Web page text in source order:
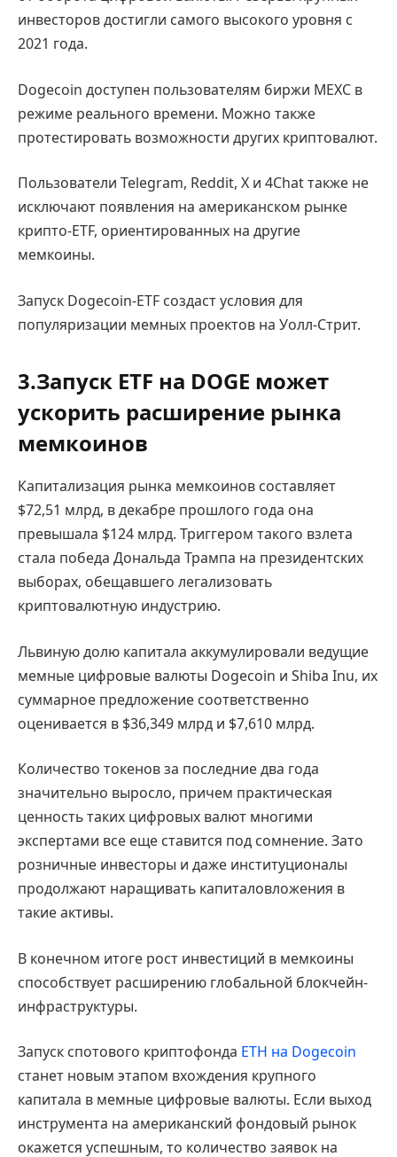
инвесторов достигли самого высокого уровня с
2021 года.
Dogecoin доступен пользователям биржи MEXC в
режиме реального времени. Можно также
протестировать возможности других криптовалют.
Пользователи Telegram, Reddit, X и 4Chat также не
исключают появления на американском рынке
крипто-ETF, ориентированных на другие
мемкоины.
Запуск Dogecoin-ETF создаст условия для
популяризации мемных проектов на Уолл-Стрит.
3.Запуск ETF на DOGE может
ускорить расширение рынка
мемкоинов
Капитализация рынка мемкоинов составляет
$72,51 млрд, в декабре прошлого года она
превышала $124 млрд. Триггером такого взлета
стала победа Дональда Трампа на президентских
выборах, обещавшего легализовать
криптовалютную индустрию.
Львиную долю капитала аккумулировали ведущие
мемные цифровые валюты Dogecoin и Shiba Inu, их
суммарное предложение соответственно
оценивается в $36,349 млрд и $7,610 млрд.
Количество токенов за последние два года
значительно выросло, причем практическая
ценность таких цифровых валют многими
экспертами все еще ставится под сомнение. Зато
розничные инвесторы и даже институционалы
продолжают наращивать капиталовложения в
такие активы.
В конечном итоге рост инвестиций в мемкоины
способствует расширению глобальной блокчейн-
инфраструктуры.
Запуск спотового криптофонда ETH на Dogecoin
станет новым этапом вхождения крупного
капитала в мемные цифровые валюты. Если выход
инструмента на американский фондовый рынок
окажется успешным, то количество заявок на